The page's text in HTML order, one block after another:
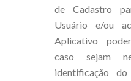
de Cadastro
Usuário e/ou
Aplicativo
caso sejam
identificação